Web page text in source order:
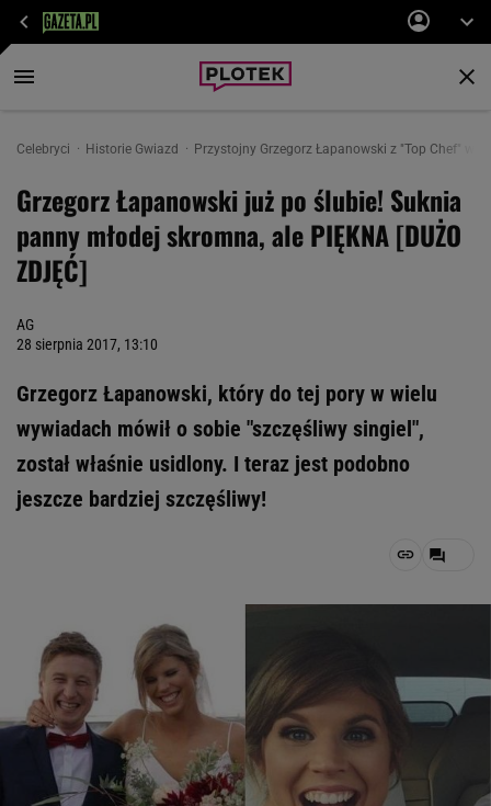
Celebryci Historie Gwiazd Przystojny Grzegorz Łapanowski z "Top Chef"
Grzegorz Łapanowski już po ślubie! Suknia
panny młodej skromna, ale PIĘKNA [DUŻO
ZDJĘĆ]
AG
28 sierpnia 2017, 13:10
Grzegorz Łapanowski, który do tej pory w wielu
wywiadach mówił o sobie "szczęśliwy singiel",
został właśnie usidlony. I teraz jest podobno
jeszcze bardziej szczęśliwy!